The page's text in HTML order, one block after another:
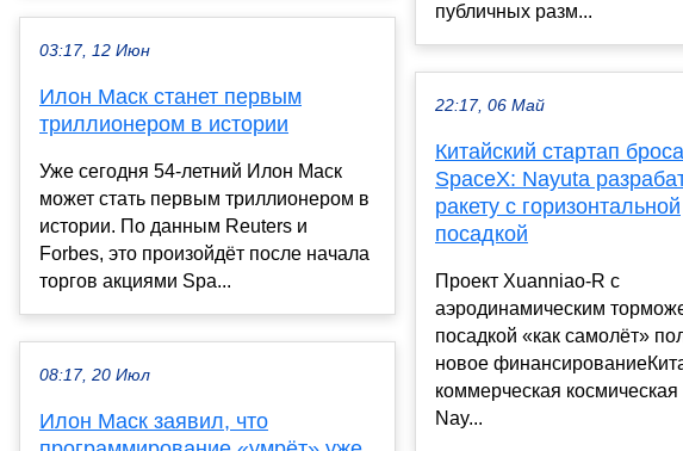
03:17, 12 Июн
Илон Маск станет первым
триллионером в истории
Уже сегодня 54-летний Илон Маск
может стать первым триллионером в
истории. По данным Reuters и
Forbes, это произойдёт после начала
торгов акциями Spa...
08:17, 20 Июл
Илон Маск заявил, что
публичных разм...
22:17, 06 Май
Китайский стартап
SpaceX: Nayuta
ракету с горизонтальной
посадкой
Проект Xuanniao-R с
аэродинамическим
посадкой «как самолёт»
новое
коммерческая
Nay...